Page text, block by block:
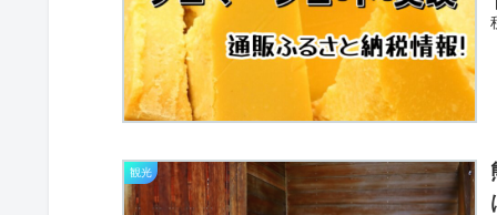
観光